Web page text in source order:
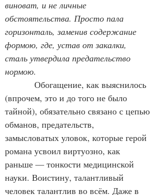
виноват, и не личные
обстоятельства. Просто пала
горизонталь, заменив содержание
формою, где, устав от закалки,
сталь утвердила предательство
нормою.
Обогащение, как выяснилось
(впрочем, это и до того не было
тайной), обязательно связано с цепью
обманов, предательств,
замысловатых уловок, которые герой
романа усвоил виртуозно, как
раньше — тонкости медицинской
науки. Воистину, талантливый
человек талантлив во всём. Даже в